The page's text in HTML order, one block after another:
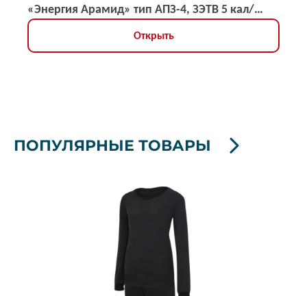
«Энергия Арамид» тип АПЗ-4, ЗЭТВ 5 кал/
кв.см
Открыть
ПОПУЛЯРНЫЕ ТОВАРЫ